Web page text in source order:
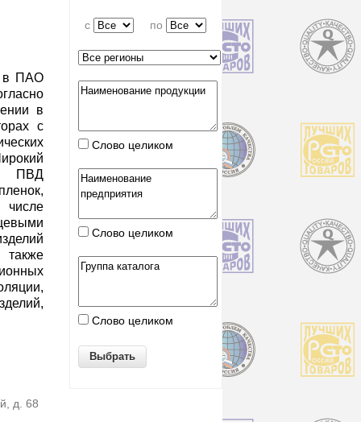
в ПАО
в
с
ПВД
д. 68
c по
Слово целиком
Слово целиком
Слово целиком